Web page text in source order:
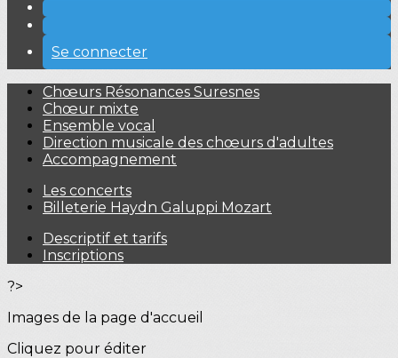
Se connecter
Chœurs Résonances Suresnes
Chœur mixte
Ensemble vocal
Direction musicale des chœurs d'adultes
Accompagnement
Les concerts
Billeterie Haydn Galuppi Mozart
Descriptif et tarifs
Inscriptions
?>
Images de la page d'accueil
Cliquez pour éditer